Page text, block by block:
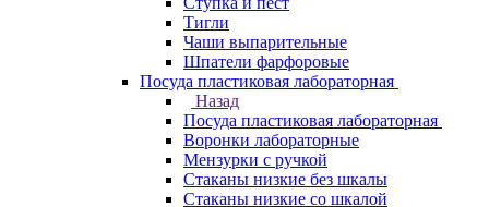
Тигли
Чаши выпарительные
Шпатели фарфоровые
Посуда пластиковая лабораторная
Назад
Посуда пластиковая лабораторная
Воронки лабораторные
Мензурки с ручкой
Стаканы низкие без шкалы
Стаканы низкие со шкалой